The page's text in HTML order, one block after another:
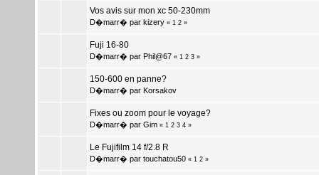
Vos avis sur mon xc 50-230mm
D�marr� par kizery « 1 2 »
Fuji 16-80
D�marr� par Phil@67 « 1 2 3 »
150-600 en panne?
D�marr� par Korsakov
Fixes ou zoom pour le voyage?
D�marr� par Gim « 1 2 3 4 »
Le Fujifilm 14 f/2.8 R
D�marr� par touchatou50 « 1 2 »